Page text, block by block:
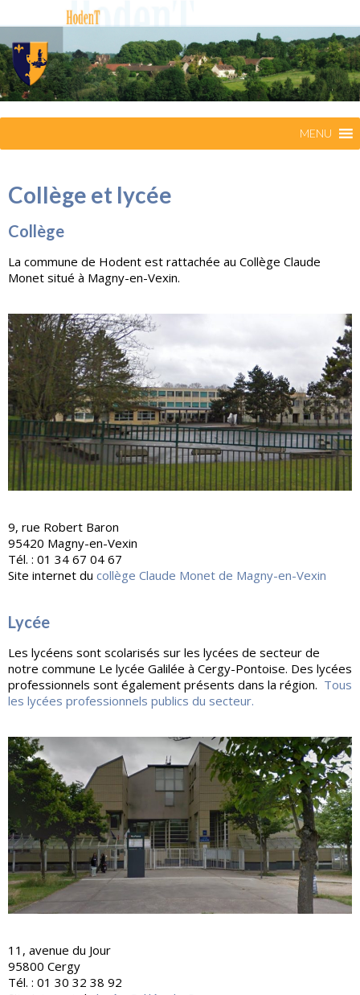
MENU
Collège et lycée
Collège
La commune de Hodent est rattachée au Collège Claude
Monet situé à Magny-en-Vexin.
9, rue Robert Baron
95420 Magny-en-Vexin
Tél. : 01 34 67 04 67
Site internet du collège Claude Monet de Magny-en-Vexin
Lycée
Les lycéens sont scolarisés sur les lycées de secteur de
notre commune Le lycée Galilée à Cergy-Pontoise. Des lycées
professionnels sont également présents dans la région. Tous
les lycées professionnels publics du secteur.
11, avenue du Jour
95800 Cergy
Tél. : 01 30 32 38 92